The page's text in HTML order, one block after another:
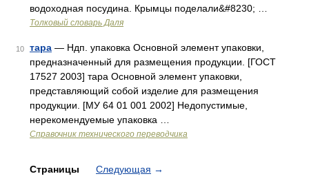
водоходная посудина. Крымцы поделали&#8230; …
Толковый словарь Даля
10 тара — Ндп. упаковка Основной элемент упаковки,
предназначенный для размещения продукции. [ГОСТ
17527 2003] тара Основной элемент упаковки,
представляющий собой изделие для размещения
продукции. [МУ 64 01 001 2002] Недопустимые,
нерекомендуемые упаковка …
Справочник технического переводчика
Страницы Следующая →